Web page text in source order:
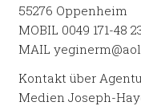
55276 Oppenheim
MOBIL 0049 171-48
MAIL
Kontakt über
Medien Joseph-